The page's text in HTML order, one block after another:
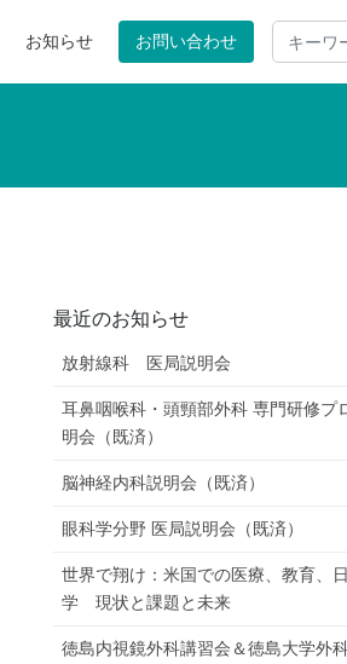
お知らせ お問い合わせ
最近のお知らせ
放射線科 医局説明会
耳鼻咽喉科・頭頸部外科 専門研修プ
明会（既済）
脳神経内科説明会（既済）
眼科学分野 医局説明会（既済）
世界で翔け：米国での医療、教育、
学 現状と課題と未来
徳島内視鏡外科講習会＆徳島大学外